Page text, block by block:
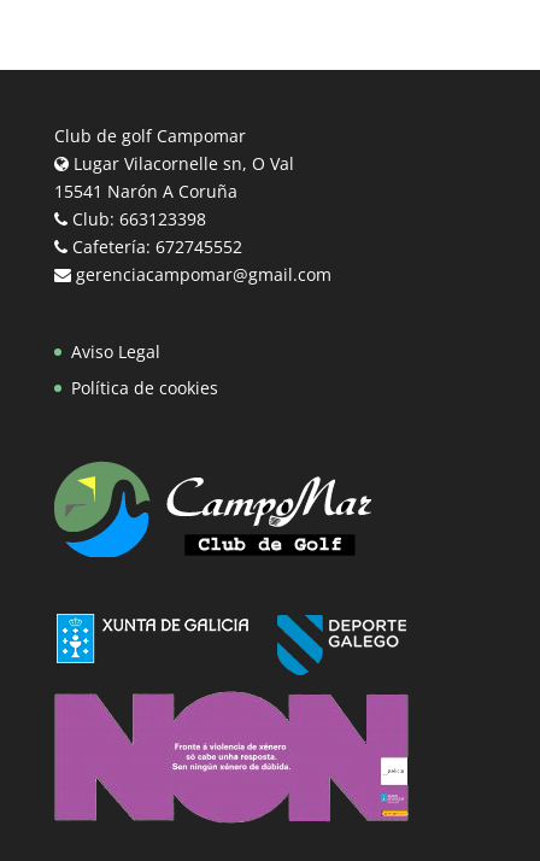
Club de golf Campomar
Lugar Vilacornelle sn, O Val
15541 Narón A Coruña
Club: 663123398
Cafetería: 672745552
gerenciacampomar@gmail.com
Aviso Legal
Política de cookies